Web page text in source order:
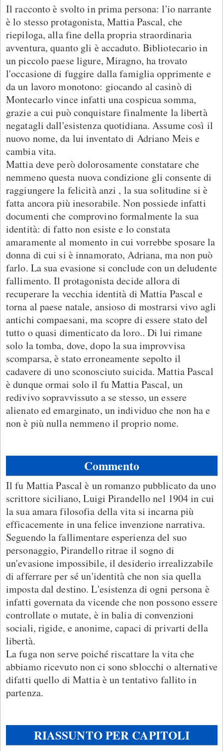
Il racconto è svolto in prima persona: l'io narrante
è lo stesso protagonista, Mattia Pascal, che
riepiloga, alla fine della propria straordinaria
avventura, quanto gli è accaduto. Bibliotecario in
un piccolo paese ligure, Miragno, ha trovato
l'occasione di fuggire dalla famiglia opprimente e
da un lavoro monotono: giocando al casinò di
Montecarlo vince infatti una cospicua somma,
grazie a cui può conquistare finalmente la libertà
negatagli dall'esistenza quotidiana. Assume così il
nuovo nome, da lui inventato di Adriano Meis e
cambia vita.
Mattia deve però dolorosamente constatare che
nemmeno questa nuova condizione gli consente di
raggiungere la felicità anzi , la sua solitudine si è
fatta ancora più inesorabile. Non possiede infatti
documenti che comprovino formalmente la sua
identità: di fatto non esiste e lo constata
amaramente al momento in cui vorrebbe sposare la
donna di cui si è innamorato, Adriana, ma non può
farlo. La sua evasione si conclude con un deludente
fallimento. Il protagonista decide allora di
recuperare la vecchia identità di Mattia Pascal e
torna al paese natale, ansioso di mostrarsi vivo agli
antichi compaesani, ma scopre di essere stato del
tutto o quasi dimenticato da loro.. Di lui rimane
solo la tomba, dove, dopo la sua improvvisa
scomparsa, è stato erroneamente sepolto il
cadavere di uno sconosciuto suicida. Mattia Pascal
è dunque ormai solo il fu Mattia Pascal, un
redivivo sopravvissuto a se stesso, un essere
alienato ed emarginato, un individuo che non ha e
non è più nulla nemmeno il proprio nome.
Commento
Il fu Mattia Pascal è un romanzo pubblicato da uno
scrittore siciliano, Luigi Pirandello nel 1904 in cui
la sua amara filosofia della vita si incarna più
efficacemente in una felice invenzione narrativa.
Seguendo la fallimentare esperienza del suo
personaggio, Pirandello ritrae il sogno di
un'evasione impossibile, il desiderio irrealizzabile
di afferrare per sé un'identità che non sia quella
imposta dal destino. L'esistenza di ogni persona è
infatti governata da vicende che non possono essere
controllate o mutate, è in balia di convenzioni
sociali, rigide, e anonime, capaci di privarti della
libertà.
La fuga non serve poiché riscattare la vita che
abbiamo ricevuto non ci sono sblocchi o alternative
difatti quello di Mattia è un tentativo fallito in
partenza.
RIASSUNTO PER CAPITOLI